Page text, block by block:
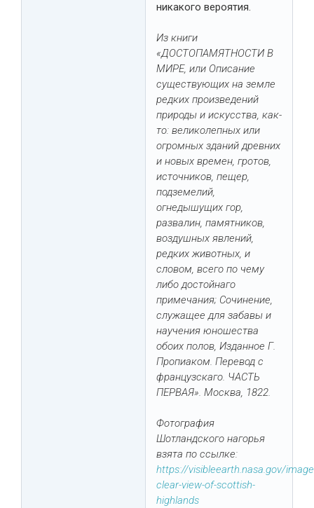
никакого вероятия.
Из книги
«ДОСТОПАМЯТНОСТИ В
МИРЕ, или Описание
существующих на земле
редких произведений
природы и искусства, как-
то: великолепных или
огромных зданий древних
и новых времен, гротов,
источников, пещер,
подземелий,
огнедышущих гор,
развалин, памятников,
воздушных явлений,
редких животных, и
словом, всего по чему
либо достойнаго
примечания; Сочинение,
служащее для забавы и
научения юношества
обоих полов, Изданное Г.
Пропиаком. Перевод с
французскаго. ЧАСТЬ
ПЕРВАЯ». Москва, 1822.
Фотография
Шотландского нагорья
взята по ссылке:
https://visibleearth.nasa.gov/
clear-view-of-scottish-
highlands